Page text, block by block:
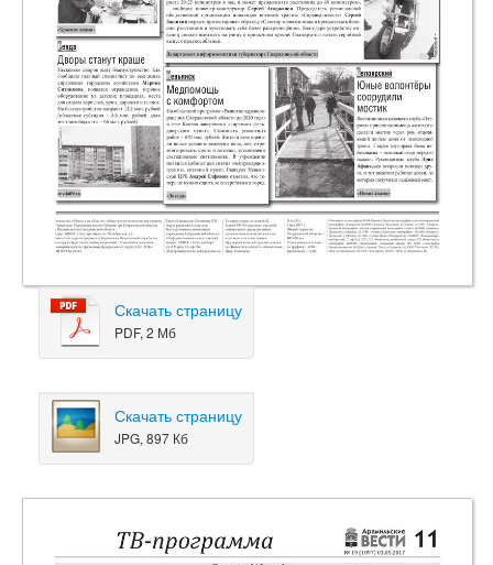
Скачать страницу
PDF, 2 Мб
Скачать страницу
JPG, 897 Кб